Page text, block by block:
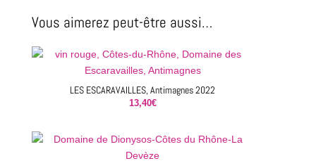
Vous aimerez peut-être aussi…
LES ESCARAVAILLES, Antimagnes 2022
13,40€